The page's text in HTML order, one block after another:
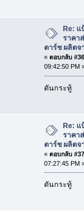
Re: แ
ราคา
ตาร์ช ผลิตจ
« ตอบกลับ
09:42:50 PM
ดันกระทู้
Re: แ
ราคา
ตาร์ช ผลิตจ
« ตอบกลับ
07:27:45 PM
ดันกระทู้